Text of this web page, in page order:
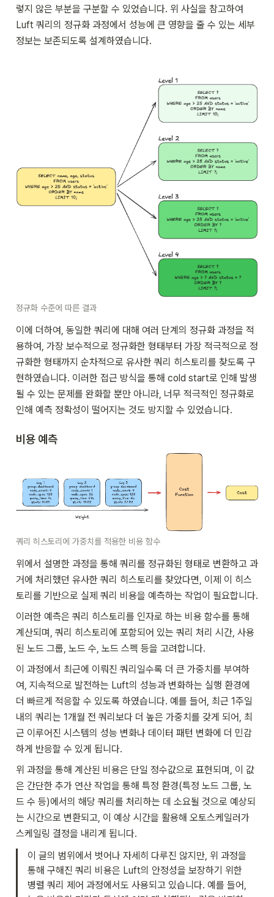
렇지 않은 부분을 구분할 수 있었습니다. 위 사실을 참고하여
Luft 쿼리의 정규화 과정에서 성능에 큰 영향을 줄 수 있는 세부
정보는 보존되도록 설계하였습니다.
정규화 수준에 따른 결과
이에 더하여, 동일한 쿼리에 대해 여러 단계의 정규화 과정을 적
용하여, 가장 보수적으로 정규화한 형태부터 가장 적극적으로 정
규화한 형태까지 순차적으로 유사한 쿼리 히스토리를 찾도록 구
현하였습니다. 이러한 접근 방식을 통해 cold start로 인해 발생
될 수 있는 문제를 완화할 뿐만 아니라, 너무 적극적인 정규화로
인해 예측 정확성이 떨어지는 것도 방지할 수 있었습니다.
비용 예측
쿼리 히스토리에 가중치를 적용한 비용 함수
위에서 설명한 과정을 통해 쿼리를 정규화된 형태로 변환하고 과
거에 처리했던 유사한 쿼리 히스토리를 찾았다면, 이제 이 히스
토리를 기반으로 실제 쿼리 비용을 예측하는 작업이 필요합니다.
이러한 예측은 쿼리 히스토리를 인자로 하는 비용 함수를 통해
계산되며, 쿼리 히스토리에 포함되어 있는 쿼리 처리 시간, 사용
된 노드 그룹, 노드 수, 노드 스펙 등을 고려합니다.
이 과정에서 최근에 이뤄진 쿼리일수록 더 큰 가중치를 부여하
여, 지속적으로 발전하는 Luft의 성능과 변화하는 실행 환경에
더 빠르게 적응할 수 있도록 하였습니다. 예를 들어, 최근 1주일
내의 쿼리는 1개월 전 쿼리보다 더 높은 가중치를 갖게 되어, 최
근 이루어진 시스템의 성능 변화나 데이터 패턴 변화에 더 민감
하게 반응할 수 있게 됩니다.
위 과정을 통해 계산된 비용은 단일 정수값으로 표현되며, 이 값
은 간단한 추가 연산 작업을 통해 특정 환경(특정 노드 그룹, 노
드 수 등)에서의 해당 쿼리를 처리하는 데 소요될 것으로 예상되
는 시간으로 변환되고, 이 예상 시간을 활용해 오토스케일러가
스케일링 결정을 내리게 됩니다.
이 글의 범위에서 벗어나 자세히 다루진 않지만, 위 과정을
통해 구해진 쿼리 비용은 Luft의 안정성을 보장하기 위한
병렬 쿼리 제어 과정에서도 사용되고 있습니다. 예를 들어,